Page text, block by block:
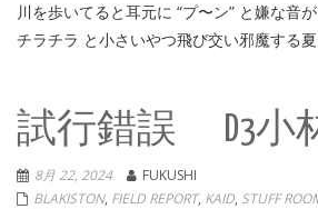
川を歩いてると耳元に “プ〜ン” と嫌な音
チラチラ と小さいやつ飛び交い邪魔する
試行錯誤 D3小
8月 22, 2024
FUKUSHI
BLAKISTON, FIELD REPORT, KAID, STUFF